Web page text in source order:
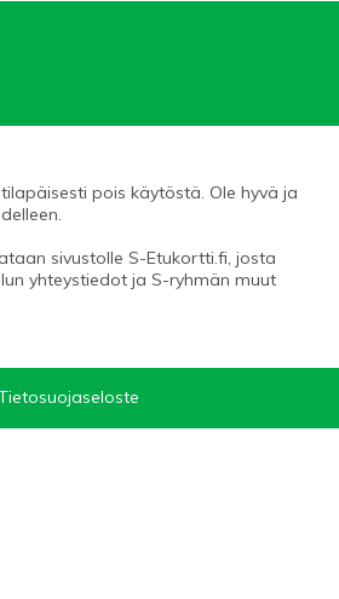
pois käytöstä. Ole hyvä ja
sivustolle S-Etukortti.fi, josta
yhteystiedot ja S-ryhmän muut